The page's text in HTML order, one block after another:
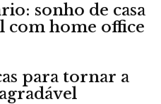
sonho de casa
com home office
para tornar a